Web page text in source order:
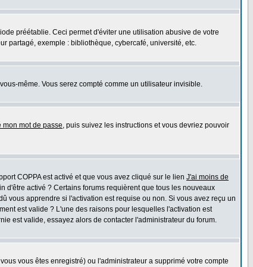
préétablie. Ceci permet d'éviter une utilisation abusive de votre
partagé, exemple : bibliothèque, cybercafé, université, etc.
même. Vous serez compté comme un utilisateur invisible.
mon mot de passe, puis suivez les instructions et vous devriez pouvoir
COPPA est activé et que vous avez cliqué sur le lien J'ai moins de
d'être activé ? Certains forums requièrent que tous les nouveaux
vous apprendre si l'activation est requise ou non. Si vous avez reçu un
est valide ? L'une des raisons pour lesquelles l'activation est
est valide, essayez alors de contacter l'administrateur du forum.
vous êtes enregistré) ou l'administrateur a supprimé votre compte